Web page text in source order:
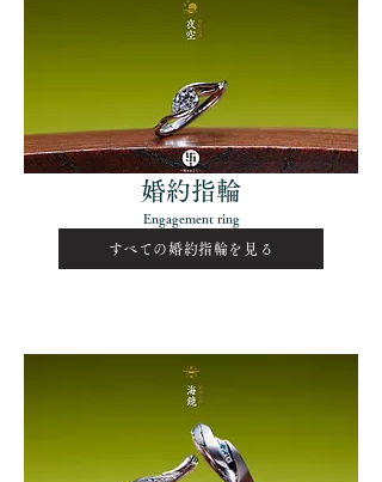
​婚約指輪
Engagement ring
すべての婚約指輪を見る